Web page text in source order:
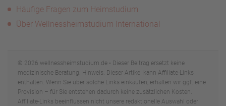
Häufige Fragen zum Heimstudium
Über Wellnessheimstudium International
© 2026 wellnessheimstudium.de • Dieser Beitrag ersetzt keine
medizinische Beratung. Hinweis: Dieser Artikel kann Affiliate-Links
enthalten. Wenn Sie über solche Links einkaufen, erhalten wir ggf. eine
Provision – für Sie entstehen dadurch keine zusätzlichen Kosten.
Affiliate-Links beeinflussen nicht unsere redaktionelle Auswahl oder